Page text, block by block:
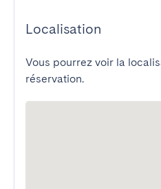
Localisation
Vous pourrez voir la
réservation.